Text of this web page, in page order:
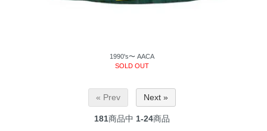
1990's〜 AACA
SOLD OUT
« Prev Next »
181商品中 1-24商品